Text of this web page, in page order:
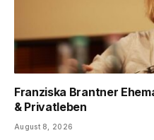
Franziska Brantner
& Privatleben
August 8, 2026